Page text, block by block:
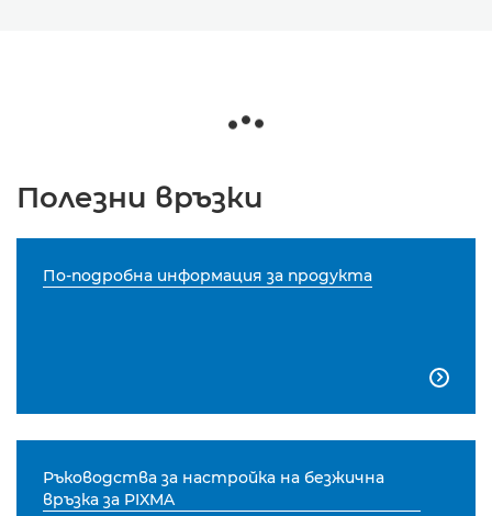
Полезни връзки
По-подробна информация за продукта

Ръководства за настройка на безжична
връзка за PIXMA